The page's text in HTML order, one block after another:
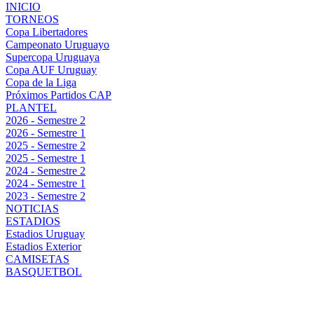
INICIO
TORNEOS
Copa Libertadores
Campeonato Uruguayo
Supercopa Uruguaya
Copa AUF Uruguay
Copa de la Liga
Próximos Partidos CAP
PLANTEL
2026 - Semestre 2
2026 - Semestre 1
2025 - Semestre 2
2025 - Semestre 1
2024 - Semestre 2
2024 - Semestre 1
2023 - Semestre 2
NOTICIAS
ESTADIOS
Estadios Uruguay
Estadios Exterior
CAMISETAS
BASQUETBOL